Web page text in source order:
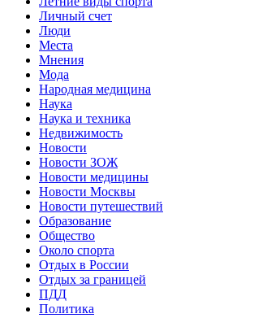
Личный счет
Люди
Места
Мнения
Мода
Народная медицина
Наука
Наука и техника
Недвижимость
Новости
Новости ЗОЖ
Новости медицины
Новости Москвы
Новости путешествий
Образование
Общество
Около спорта
Отдых в России
Отдых за границей
ПДД
Политика